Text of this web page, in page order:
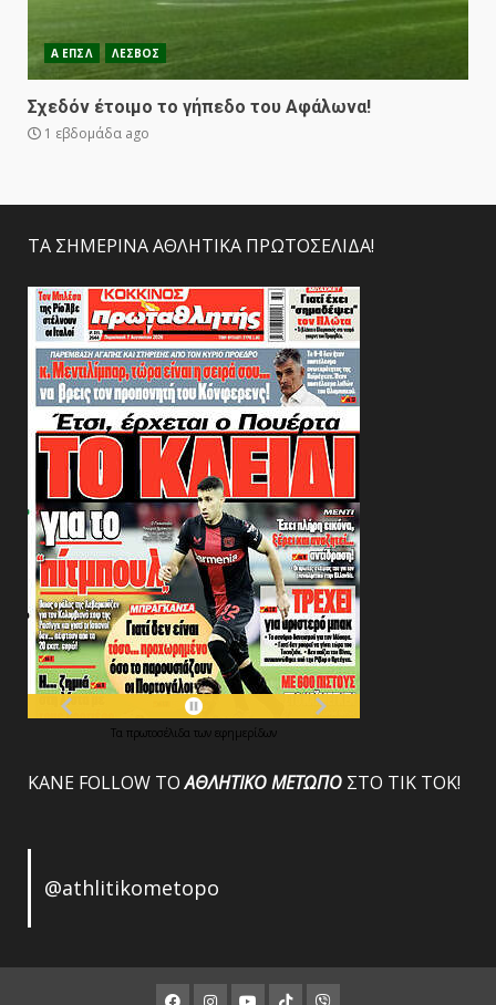
Α ΕΠΣΛ ΛΕΣΒΟΣ
Σχεδόν έτοιμο το γήπεδο του Αφάλωνα!
1 εβδομάδα ago
ΤΑ ΣΗΜΕΡΙΝΑ ΑΘΛΗΤΙΚΑ ΠΡΩΤΟΣΕΛΙΔΑ!
Τα πρωτοσέλιδα των εφημερίδων
ΚΑΝΕ FOLLOW ΤΟΑΘΛΗΤΙΚΟΜΕΤΩΠΟ ΣΤΟ ΤΙΚ ΤΟΚ!
@athlitikometopo
Facebook
Instagram
Youtube
ΤΙΚ Viber